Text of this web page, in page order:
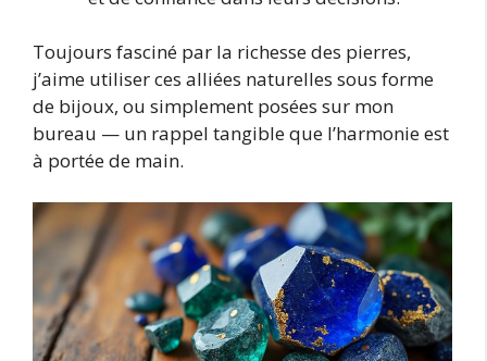
Toujours fasciné par la richesse des pierres,
j’aime utiliser ces alliées naturelles sous forme
de bijoux, ou simplement posées sur mon
bureau — un rappel tangible que l’harmonie est
à portée de main.